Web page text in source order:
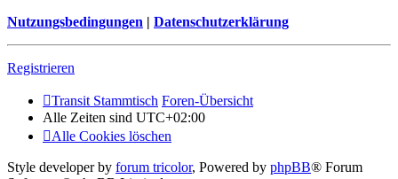
Nutzungsbedingungen | Datenschutzerklärung
Registrieren
Transit Stammtisch Foren-Übersicht
Alle Zeiten sind UTC+02:00
Alle Cookies löschen
Style developer by forum tricolor, Powered by phpBB® Forum